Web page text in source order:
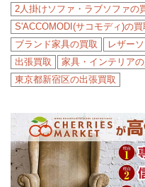
2人掛けソファ・ラブソファの
S'ACCOMODI(サコモディ)の買
ブランド家具の買取
レザー
出張買取
家具・インテリア
東京都新宿区の出張買取